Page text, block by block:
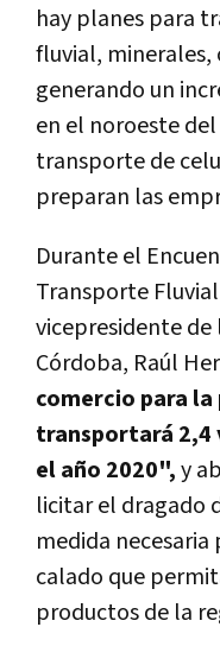
hay planes para
fluvial, minerales,
generando un
en el noroeste
transporte de
preparan las
Durante el
Transporte
vicepresidente de
Córdoba, Raúl
comercio para
transportará 2,4
el año 2020",y
licitar el dragado
medida
calado que
productos de la